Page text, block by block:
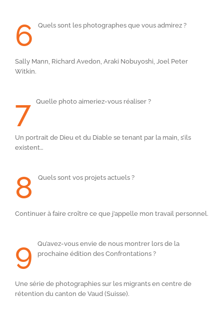
6 Quels sont les photographes que vous admirez ?
Sally Mann, Richard Avedon, Araki Nobuyoshi, Joel Peter
Witkin.
7 Quelle photo aimeriez-vous réaliser ?
Un portrait de Dieu et du Diable se tenant par la main, s’ils
existent…
8 Quels sont vos projets actuels ?
Continuer à faire croître ce que j’appelle mon travail personnel.
9
Qu’avez-vous envie de nous montrer lors de la
prochaine édition des Confrontations ?
Une série de photographies sur les migrants en centre de
rétention du canton de Vaud (Suisse).